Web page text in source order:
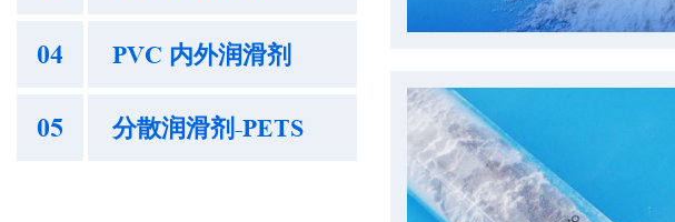
04 PVC 内外润滑剂
05 分散润滑剂-PETS